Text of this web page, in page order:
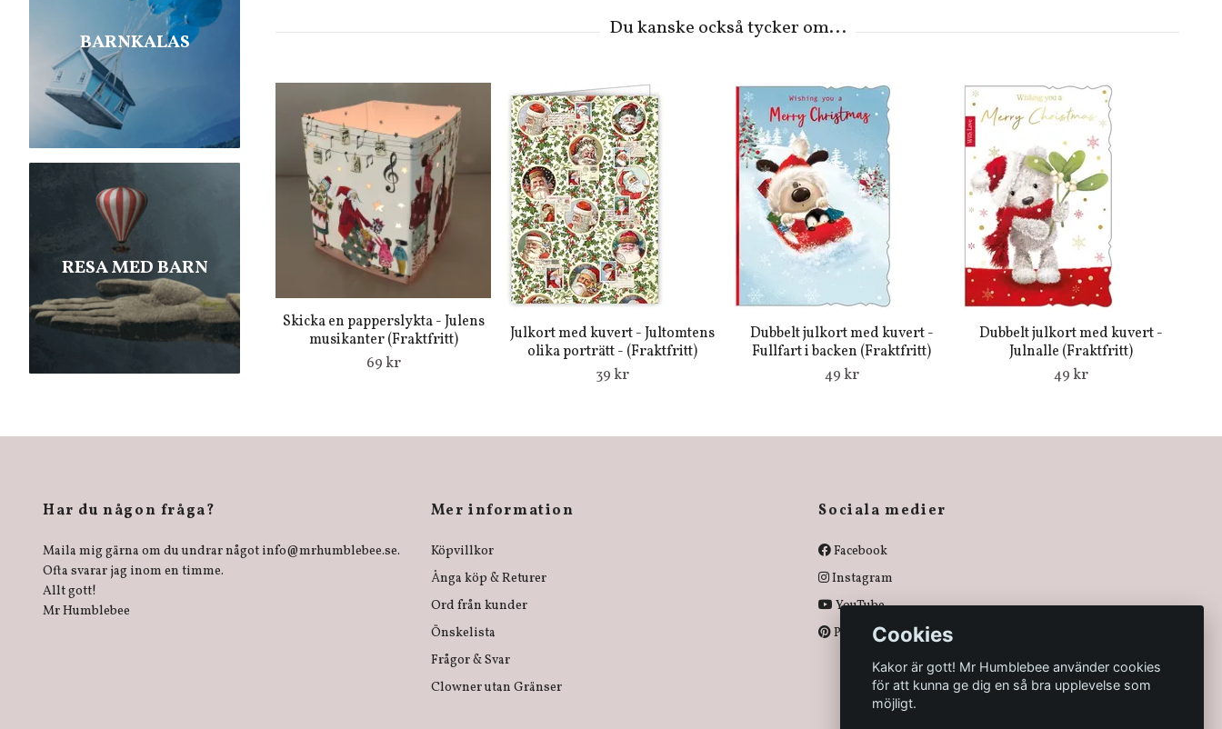
BARNKALAS
RESA MED BARN
Skicka en papperslykta - Julens
musikanter (Fraktfritt)
69 kr
Julkort med kuvert - Jultomtens
olika porträtt - (Fraktfritt)
39 kr
Dubbelt julkort med kuvert -
Fullfart i backen (Fraktfritt)
49 kr
Dubbelt julkort med kuvert -
Julnalle (Fraktfritt)
49 kr
Har du någon fråga?
Maila mig gärna om du undrar något info@mrhumblebee.se.
Ofta svarar jag inom en timme.
Allt gott!
Mr Humblebee
Mer information
Köpvillkor
Ånga köp & Returer
Ord från kunder
Önskelista
Frågor & Svar
Clowner utan Gränser
Sociala medier
Facebook
Instagram
YouTube
PinterestCookies
Kakor är gott! Mr Humblebee använder cookies
för att kunna ge dig en så bra upplevelse som
möjligt.